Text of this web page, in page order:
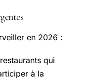
en 2026 :
qui
à la